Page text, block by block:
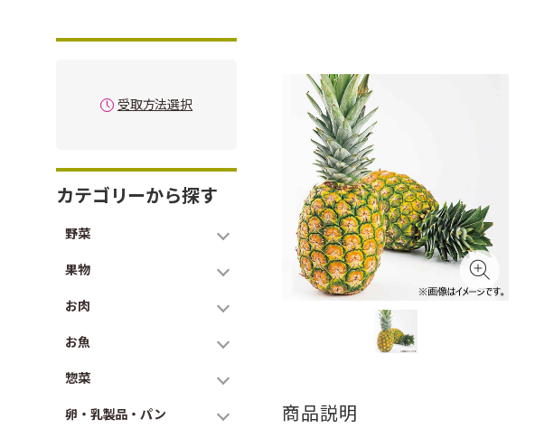
受取方法選択
カテゴリーから探す
野菜
果物
お肉
お魚
惣菜
卵・乳製品・パン 商品説明